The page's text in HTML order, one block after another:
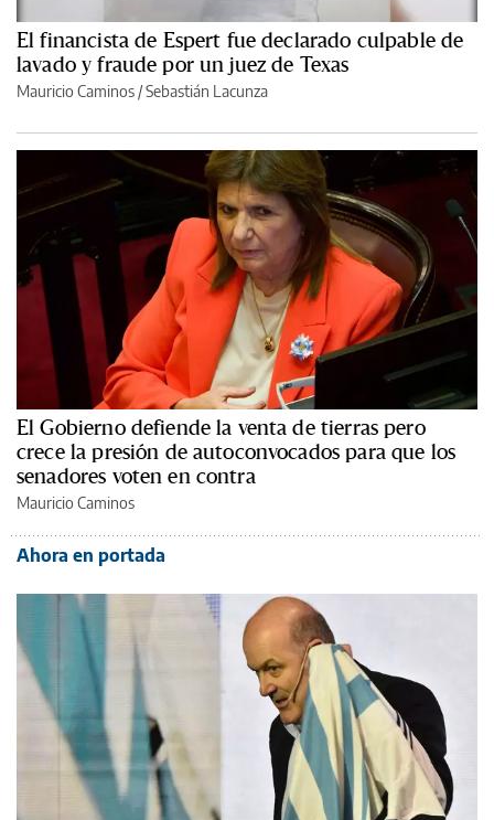
El financista de Espert fue declarado culpable de
lavado y fraude por un juez de Texas
Mauricio Caminos /Sebastián Lacunza
El Gobierno defiende la venta de tierras pero
crece la presión de autoconvocados para que los
senadores voten en contra
Mauricio Caminos
Ahora en portada